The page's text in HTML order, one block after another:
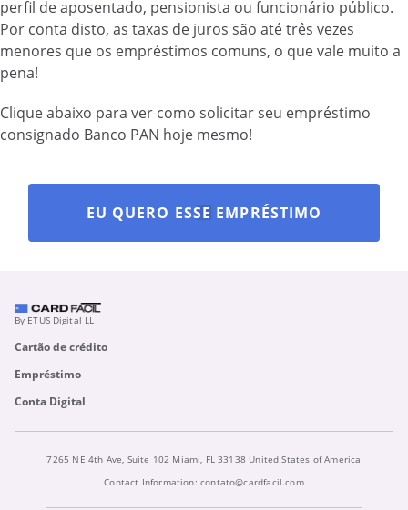
perfil de aposentado, pensionista ou funcionário público.
Por conta disto, as taxas de juros são até três vezes
menores que os empréstimos comuns, o que vale muito a
pena!
Clique abaixo para ver como solicitar seu empréstimo
consignado Banco PAN hoje mesmo!
EU QUERO ESSE EMPRÉSTIMO
By ETUS Digital LL
Cartão de crédito
Empréstimo
Conta Digital
7265 NE 4th Ave, Suite 102 Miami, FL 33138 United States of America
Contact Information: contato@cardfacil.com